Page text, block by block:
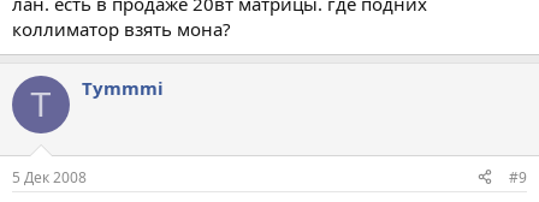
коллиматор взять мона?
T Tymmmi
5 Дек 2008 #9